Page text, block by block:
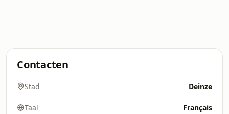
Contacten
Stad Deinze
Taal Français